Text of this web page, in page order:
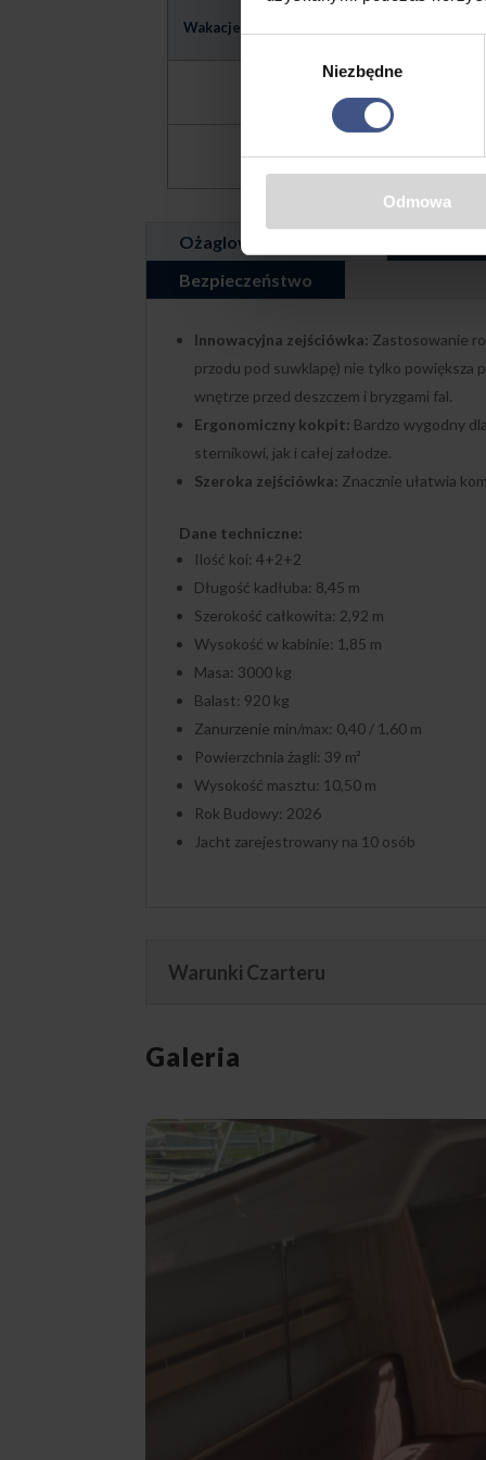
Niezbędne
Odmowa
Wakacje
30.08.2026
30.08 –
27.09.2026
250
Ożaglowanie i Pokład
Bezpieczeństwo
Innowacyjna zejściówka: Zastosowanie
przodu pod suwklapę) nie tylko powiększa
wnętrze przed deszczem i bryzgami fal.
Ergonomiczny kokpit: Bardzo wygodny
sternikowi, jak i całej załodze.
Szeroka zejściówka: Znacznie ułatwia
Dane techniczne:
Ilość koi: 4+2+2
Długość kadłuba: 8,45 m
Szerokość całkowita: 2,92 m
Wysokość w kabinie: 1,85 m
Masa: 3000 kg
Balast: 920 kg
Zanurzenie min/max: 0,40 / 1,60 m
Powierzchnia żagli: 39 m²
Wysokość masztu: 10,50 m
Rok Budowy: 2026
Jacht zarejestrowany na 10 osób
Warunki Czarteru
Galeria